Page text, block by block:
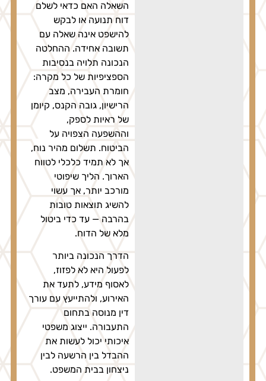
השאלה האם כדאי לשלם
דוח תנועה או לבקש
להישפט אינה שאלה עם
תשובה אחידה. ההחלטה
הנכונה תלויה בנסיבות
הספציפיות של כל מקרה:
חומרת העבירה, מצב
הרישיון, גובה הקנס, קיומן
של ראיות לספק,
וההשפעה הצפויה על
הביטוח. תשלום מהיר נוח,
אך לא תמיד כלכלי לטווח
הארוך. הליך שיפוטי
מורכב יותר, אך עשוי
להשיג תוצאות טובות
בהרבה — עד כדי ביטול
מלא של הדוח.
הדרך הנכונה ביותר
לפעול היא לא לפזוז,
לאסוף מידע, לתעד את
האירוע, ולהתייעץ עם עורך
דין מנוסה בתחום
התעבורה. ייצוג משפטי
איכותי יכול לעשות את
ההבדל בין הרשעה לבין
ניצחון בבית המשפט.